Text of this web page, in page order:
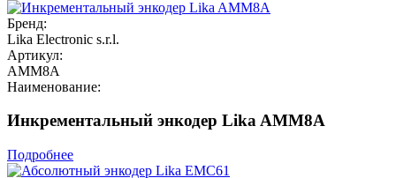
Бренд:
Lika Electronic s.r.l.
Артикул:
AMM8A
Наименование:
Инкрементальный энкодер Lika AMM8A
Подробнее